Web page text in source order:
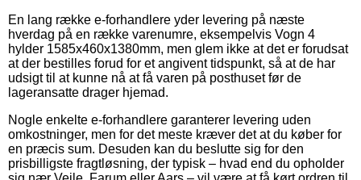
En lang række e-forhandlere yder levering på næste
hverdag på en række varenumre, eksempelvis Vogn 4
hylder 1585x460x1380mm, men glem ikke at det er forudsat
at der bestilles forud for et angivent tidspunkt, så at de har
udsigt til at kunne nå at få varen på posthuset før de
lageransatte drager hjemad.
Nogle enkelte e-forhandlere garanterer levering uden
omkostninger, men for det meste kræver det at du køber for
en præcis sum. Desuden kan du beslutte sig for den
prisbilligste fragtløsning, der typisk – hvad end du opholder